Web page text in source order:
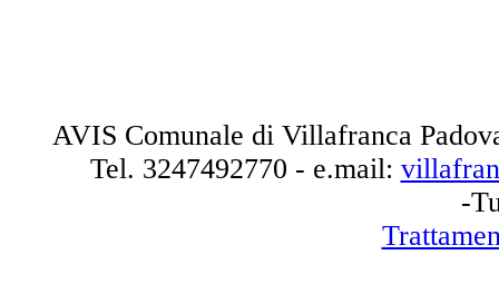
AVIS Comunale di Villafranca
Tel. 3247492770 - e.mail:
-